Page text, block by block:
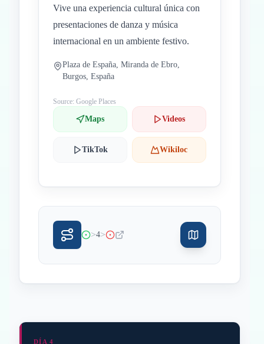
Vive una experiencia cultural única con
presentaciones de danza y música
internacional en un ambiente festivo.
Plaza de España, Miranda de Ebro,
Burgos, España
Source: Google Places
Maps Videos
TikTok Wikiloc
>4>
DÍA 4